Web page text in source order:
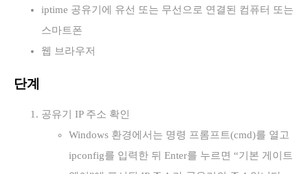
iptime 공유기에 유선 또는 무선으로 연결된 컴퓨터 또는
스마트폰
웹 브라우저
단계
공유기 IP 주소 확인
Windows 환경에서는 명령 프롬프트(cmd)를 열고
ipconfig를 입력한 뒤 Enter를 누르면 “기본 게이트